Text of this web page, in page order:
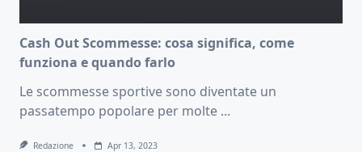
Cash Out Scommesse: cosa significa, come
funziona e quando farlo
Le scommesse sportive sono diventate un
passatempo popolare per molte ...
Redazione Apr 13, 2023